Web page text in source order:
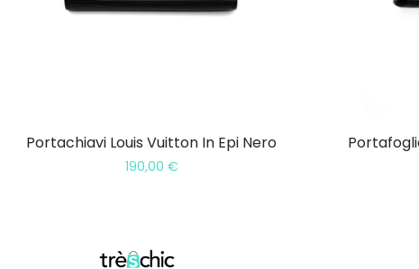
Portachiavi Louis Vuitton In Epi Nero
190,00 €